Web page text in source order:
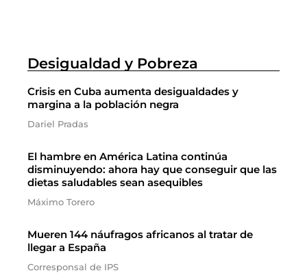
Desigualdad y Pobreza
Crisis en Cuba aumenta desigualdades y
margina a la población negra
Dariel Pradas
El hambre en América Latina continúa
disminuyendo: ahora hay que conseguir que las
dietas saludables sean asequibles
Máximo Torero
Mueren 144 náufragos africanos al tratar de
llegar a España
Corresponsal de IPS